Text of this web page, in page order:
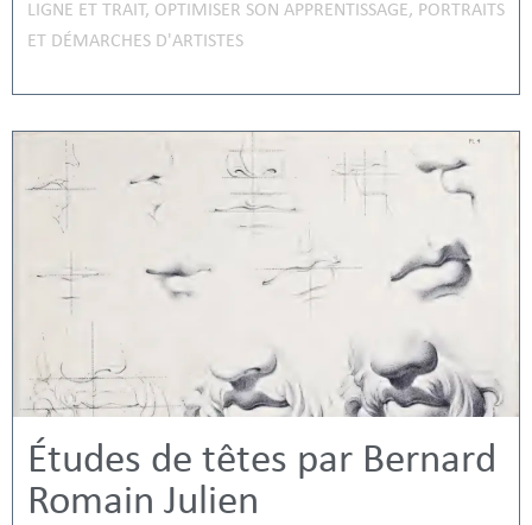
LIGNE ET TRAIT, OPTIMISER SON APPRENTISSAGE, PORTRAITS
ET DÉMARCHES D'ARTISTES
Études de têtes par Bernard
Romain Julien